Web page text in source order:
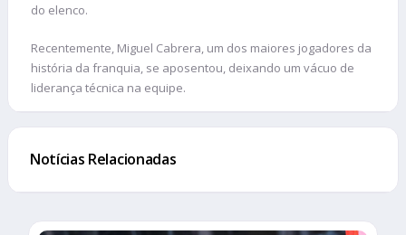
do elenco.
Recentemente, Miguel Cabrera, um dos maiores jogadores da
história da franquia, se aposentou, deixando um vácuo de
liderança técnica na equipe.
Notícias Relacionadas